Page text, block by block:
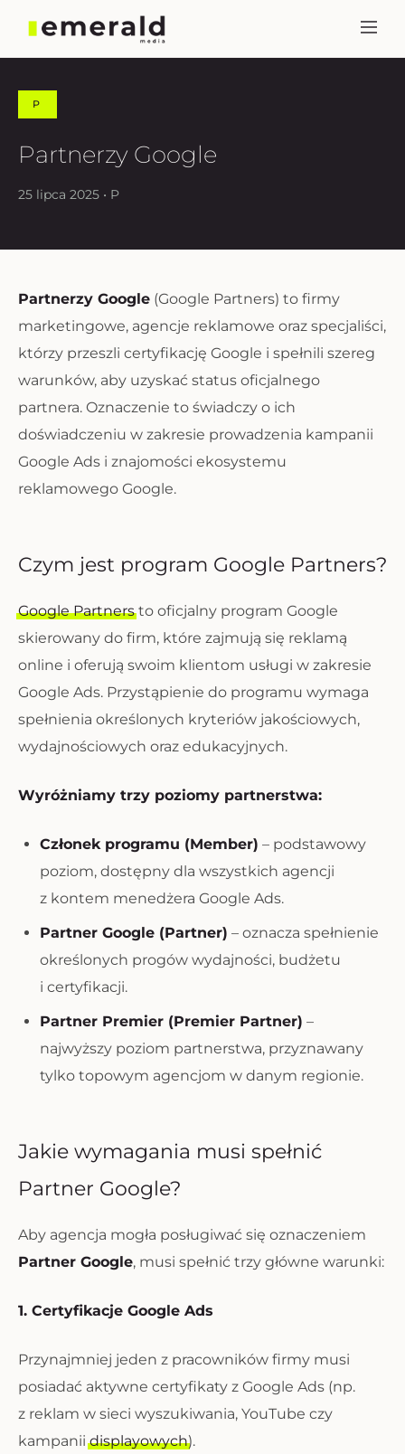
P
Partnerzy Google
25 lipca 2025 • P
Partnerzy Google (Google Partners) to firmy
marketingowe, agencje reklamowe oraz specjaliści,
którzy przeszli certyfikację Google i spełnili szereg
warunków, aby uzyskać status oficjalnego
partnera. Oznaczenie to świadczy o ich
doświadczeniu w zakresie prowadzenia kampanii
Google Ads i znajomości ekosystemu
reklamowego Google.
Czym jest program Google Partners?
Google Partnersto oficjalny program Google
skierowany do firm, które zajmują się reklamą
online i oferują swoim klientom usługi w zakresie
Google Ads. Przystąpienie do programu wymaga
spełnienia określonych kryteriów jakościowych,
wydajnościowych oraz edukacyjnych.
Wyróżniamy trzy poziomy partnerstwa:
Członek programu (Member) – podstawowy
poziom, dostępny dla wszystkich agencji
z kontem menedżera Google Ads.
Partner Google (Partner) – oznacza spełnienie
określonych progów wydajności, budżetu
i certyfikacji.
Partner Premier (Premier Partner) –
najwyższy poziom partnerstwa, przyznawany
tylko topowym agencjom w danym regionie.
Jakie wymagania musi spełnić
Partner Google?
Aby agencja mogła posługiwać się oznaczeniem
Partner Google, musi spełnić trzy główne warunki:
1. Certyfikacje Google Ads
Przynajmniej jeden z pracowników firmy musi
posiadać aktywne certyfikaty z Google Ads (np.
z reklam w sieci wyszukiwania, YouTube czy
kampaniidisplayowych).